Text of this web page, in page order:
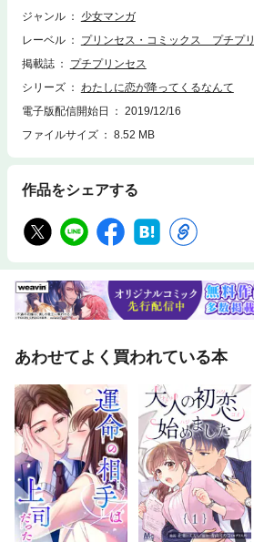
ジャンル
少女マンガ
レーベル
プリンセス・コミックス プチプリ
掲載誌
プチプリンセス
シリーズ
わたしに恋が降ってくるなんて
電子版配信開始日
2019/12/16
ファイルサイズ
8.52 MB
作品をシェアする
あわせてよく買われている本